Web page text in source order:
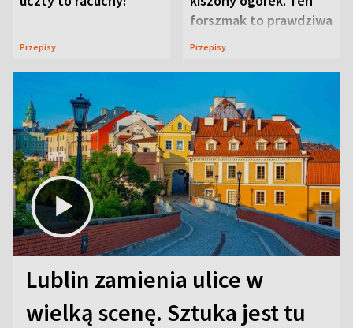
Przepisy
forszmak to prawdziwa
uczta
Przepisy
Lublin zamienia ulice w
wielką scenę. Sztuka jest tu